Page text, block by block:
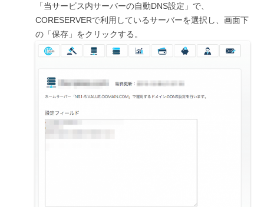
「当サービス内サーバーの自動DNS設定」で、
CORESERVERで利用しているサーバーを選択し、画面下
の「保存」をクリックする。